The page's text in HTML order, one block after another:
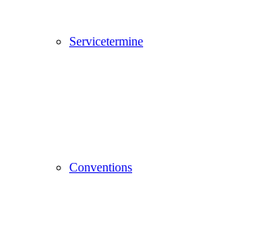
Servicetermine
Conventions